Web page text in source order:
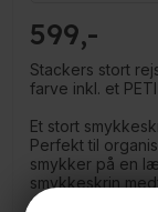
599
Stackers stort
farve inkl. et
Et stort
Perfekt til
smykker på en
smykkeskrin
store i den ene